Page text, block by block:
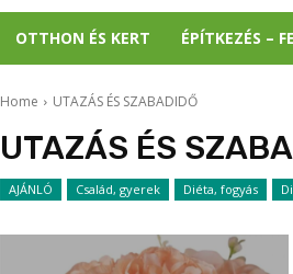
OTTHON ÉS KERT ÉPÍTKEZÉS –
Home UTAZÁS ÉS SZABADIDŐ
UTAZÁS ÉS
AJÁNLÓ Család, gyerek Diéta, fogyás